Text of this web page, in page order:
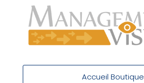
Accueil Boutique